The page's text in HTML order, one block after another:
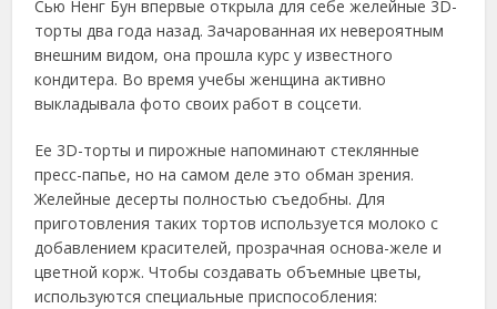
Сью Ненг Бун впервые открыла для себе желейные 3D-
торты два года назад. Зачарованная их невероятным
внешним видом, она прошла курс у известного
кондитера. Во время учебы женщина активно
выкладывала фото своих работ в соцсети.
Ее 3D-торты и пирожные напоминают стеклянные
пресс-папье, но на самом деле это обман зрения.
Желейные десерты полностью съедобны. Для
приготовления таких тортов используется молоко с
добавлением красителей, прозрачная основа-желе и
цветной корж. Чтобы создавать объемные цветы,
используются специальные приспособления: